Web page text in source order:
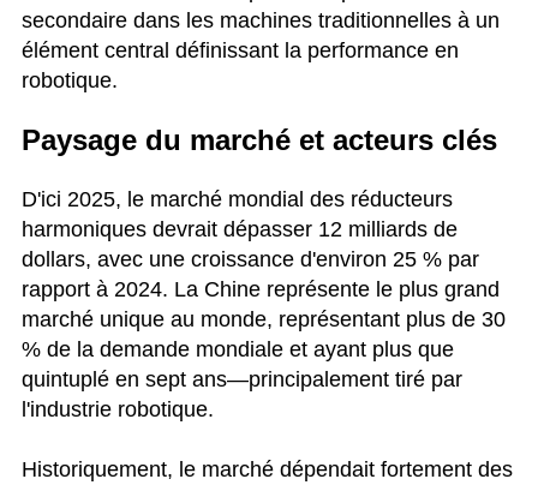
secondaire dans les machines traditionnelles à un
élément central définissant la performance en
robotique.
Paysage du marché et acteurs clés
D'ici 2025, le marché mondial des réducteurs
harmoniques devrait dépasser 12 milliards de
dollars, avec une croissance d'environ 25 % par
rapport à 2024. La Chine représente le plus grand
marché unique au monde, représentant plus de 30
% de la demande mondiale et ayant plus que
quintuplé en sept ans—principalement tiré par
l'industrie robotique.
Historiquement, le marché dépendait fortement des